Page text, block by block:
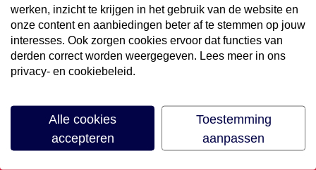
Volg ons op social media
werken, inzicht te krijgen in het gebruik van de website en
onze content en aanbiedingen beter af te stemmen op jouw
interesses. Ook zorgen cookies ervoor dat functies van
derden correct worden weergegeven. Lees meer in ons
privacy- en cookiebeleid.
Alle cookies
accepteren
Toestemming
aanpassen